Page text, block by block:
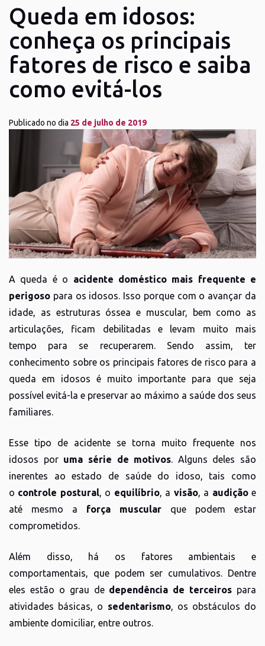
Queda em idosos:
conheça os principais
fatores de risco e saiba
como evitá-los
Publicado no dia 25 de julho de 2019
A queda é o acidente doméstico mais frequente e
perigoso para os idosos. Isso porque com o avançar da
idade, as estruturas óssea e muscular, bem como as
articulações, ficam debilitadas e levam muito mais
tempo para se recuperarem. Sendo assim, ter
conhecimento sobre os principais fatores de risco para a
queda em idosos é muito importante para que seja
possível evitá-la e preservar ao máximo a saúde dos seus
familiares.
Esse tipo de acidente se torna muito frequente nos
idosos por uma série de motivos. Alguns deles são
inerentes ao estado de saúde do idoso, tais como
o controle postural, o equilíbrio, a visão, a audiçãoe
até mesmo a força muscular que podem estar
comprometidos.
Além disso, há os fatores ambientais e
comportamentais, que podem ser cumulativos. Dentre
eles estão o grau de dependência de terceiros para
atividades básicas, o sedentarismo, os obstáculos do
ambiente domiciliar, entre outros.